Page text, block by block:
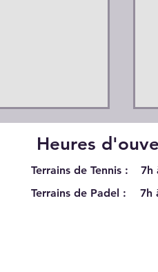
Heures
Terrains de Tennis :
7h
Terrains de Padel :
7h